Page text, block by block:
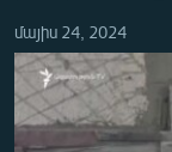
ՏՆՏԵՍՈՒԹՅՈՒՆ
ՂԱՐԱԲԱՂ
ՊԱՏԵՐԱԶՄԻ 6
մայիս 24, 2024